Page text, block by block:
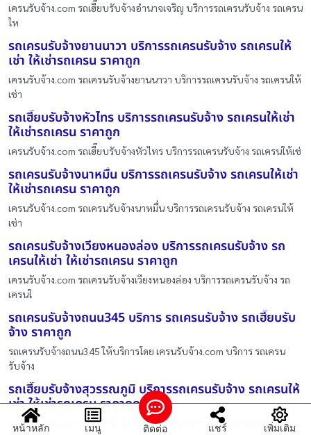
เครนรับจ้าง.com รถเฮี๊ยบรับจ้างอำนาจเจริญ บริการรถเครนรับจ้าง รถเครน
ให
รถเครนรับจ้างยานนาวา บริการรถเครนรับจ้าง รถเครนให้
เช่า ให้เช่ารถเครน ราคาถูก
เครนรับจ้าง.com รถเครนรับจ้างยานนาวา บริการรถเครนรับจ้าง รถเครนให้
เช่า
รถเฮี๊ยบรับจ้างหัวไทร บริการรถเครนรับจ้าง รถเครนให้เช่า
ให้เช่ารถเครน ราคาถูก
เครนรับจ้าง.com รถเฮี๊ยบรับจ้างหัวไทร บริการรถเครนรับจ้าง รถเครนให้เช่
รถเครนรับจ้างนาหมื่น บริการรถเครนรับจ้าง รถเครนให้เช่า
ให้เช่ารถเครน ราคาถูก
เครนรับจ้าง.com รถเครนรับจ้างนาหมื่น บริการรถเครนรับจ้าง รถเครนให้
เช่า
รถเครนรับจ้างเวียงหนองล่อง บริการรถเครนรับจ้าง รถ
เครนให้เช่า ให้เช่ารถเครน ราคาถูก
เครนรับจ้าง.com รถเครนรับจ้างเวียงหนองล่อง บริการรถเครนรับจ้าง รถ
เครนใ
รถเครนรับจ้างถนน345 บริการ รถเครนรับจ้าง รถเฮี๊ยบรับ
จ้าง ราคาถูก
รถเครนรับจ้างถนน345 ให้บริการโดย เครนรับจ้าง.com บริการ รถเครน
รับจ้าง
รถเฮี๊ยบรับจ้างสุวรรณภูมิ บริการรถเครนรับจ้าง รถเครนให้
เช่า ให้เช่ารถเครน ราคาถูก
เครนรับจ้าง.com รถเฮี๊ยบรับจ้างสุวรรณภูมิ บริการรถเครนรับจ้าง รถเครน
หน้าหลัก เมนู ติดต่อ แชร์ เพิ่มเติม